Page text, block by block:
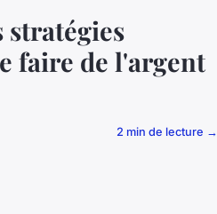
stratégies
faire de l'argent
2 min de lecture →